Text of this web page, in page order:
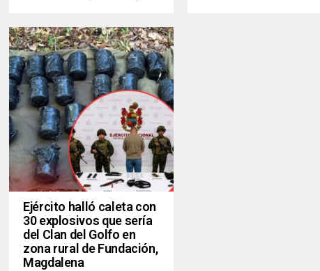
Ejército halló caleta con
30 explosivos que sería
del Clan del Golfo en
zona rural de Fundación,
Magdalena